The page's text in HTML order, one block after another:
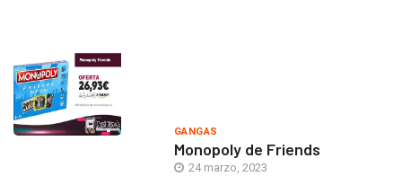
GANGAS
Monopoly de Friends
24 marzo, 2023